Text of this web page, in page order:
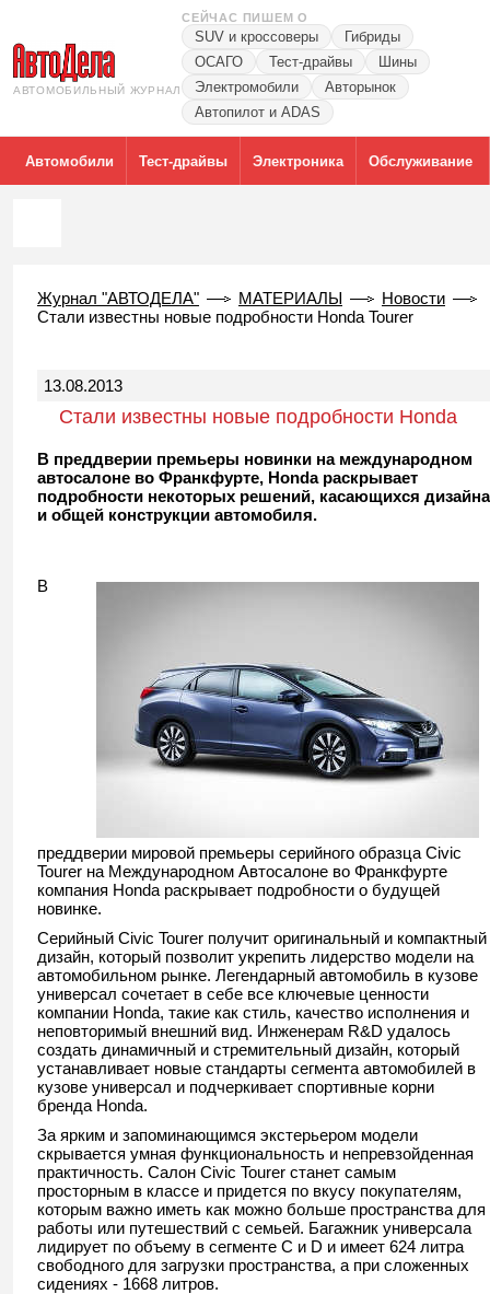
АВТОМОБИЛЬНЫЙ ЖУРНАЛ
СЕЙЧАС ПИШЕМ О
SUV и кроссоверы
Гибриды
ОСАГО
Тест-драйвы
Шины
Электромобили
Авторынок
Автопилот и ADAS
Автомобили Тест-драйвы Электроника Обслуживание
Журнал "АВТОДЕЛА" МАТЕРИАЛЫ
Новости
Стали известны новые подробности Honda Tourer
13.08.2013
Стали известны новые подробности Honda
В преддверии премьеры новинки на международном
автосалоне во Франкфурте, Honda раскрывает
подробности некоторых решений, касающихся дизайна
и общей конструкции автомобиля.
В
преддверии мировой премьеры серийного образца Civic
Tourer на Международном Автосалоне во Франкфурте
компания Honda раскрывает подробности о будущей
новинке.
Серийный Civic Tourer получит оригинальный и компактный
дизайн, который позволит укрепить лидерство модели на
автомобильном рынке. Легендарный автомобиль в кузове
универсал сочетает в себе все ключевые ценности
компании Honda, такие как стиль, качество исполнения и
неповторимый внешний вид. Инженерам R&D удалось
создать динамичный и стремительный дизайн, который
устанавливает новые стандарты сегмента автомобилей в
кузове универсал и подчеркивает спортивные корни
бренда Honda.
За ярким и запоминающимся экстерьером модели
скрывается умная функциональность и непревзойденная
практичность. Салон Civic Tourer станет самым
просторным в классе и придется по вкусу покупателям,
которым важно иметь как можно больше пространства для
работы или путешествий с семьей. Багажник универсала
лидирует по объему в сегменте C и D и имеет 624 литра
свободного для загрузки пространства, а при сложенных
сидениях - 1668 литров.